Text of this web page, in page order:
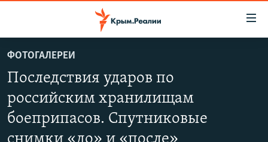
основному
содержанию
Вернутся
главной
СПЕЦПРОЕКТЫ
КАРТА ВОЕННЫХ ОБЪЕКТОВ КРЫМА
ВОДА
ИСТОРИЯ
ФОТОГАЛЕРЕИ
Последствия ударов по
российским хранилищам
боеприпасов. Спутниковые